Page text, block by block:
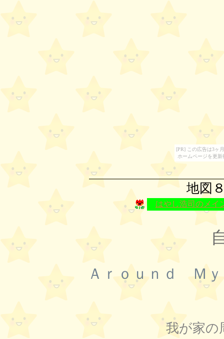
[PR] この広告は3ヶ
ホームページを更
地図
はやし浩司のメイ
Ａｒｏｕｎｄ Ｍ
我が家の